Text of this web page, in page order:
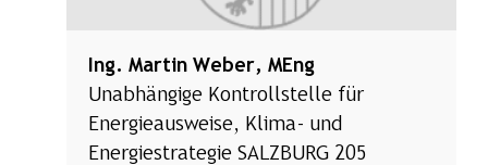
Ing. Martin Weber, MEng
Unabhängige Kontrollstelle für
Energieausweise, Klima- und
Energiestrategie SALZBURG 205